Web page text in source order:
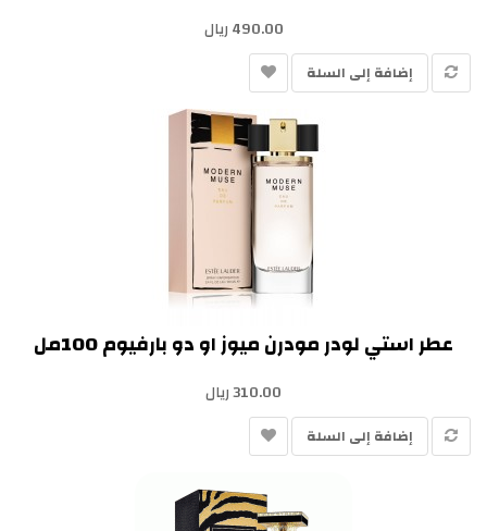
490.00 ريال
إضافة إلى السلة
عطر استي لودر مودرن ميوز او دو بارفيوم 100مل
310.00 ريال
إضافة إلى السلة